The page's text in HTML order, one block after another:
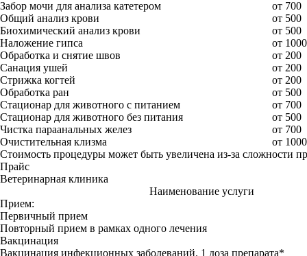
Забор мочи для анализа катетером
от 700
Общий анализ крови
от 500
Биохимический анализ крови
от 500
Наложение гипса
от 1000
Обработка и снятие швов
от 200
Санация ушей
от 200
Стрижка когтей
от 200
Обработка ран
от 500
Стационар для животного с питанием
от 700
Стационар для животного без питания
от 500
Чистка параанальных желез
от 700
Очистительная клизма
от 1000
Стоимость процедуры может быть увеличена из-за сложности
Прайс
Ветеринарная клиника
Наименование услуги
Прием:
Первичный прием
Повторный прием в рамках одного лечения
Вакцинация
Вакцинация инфекционных заболеваний. 1 доза препарата*